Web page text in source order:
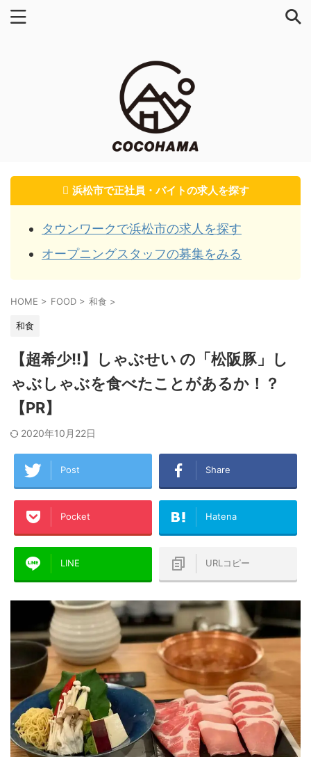
浜松市で正社員・バイトの求人を探す
タウンワークで浜松市の求人を探す
オープニングスタッフの募集をみる
HOME > FOOD > 和食 >
和食
【超希少!!】しゃぶせい の「松阪豚」し
ゃぶしゃぶを食べたことがあるか！？
【PR】
2020年10月22日
Post Share
Pocket Hatena
LINE URLコピー